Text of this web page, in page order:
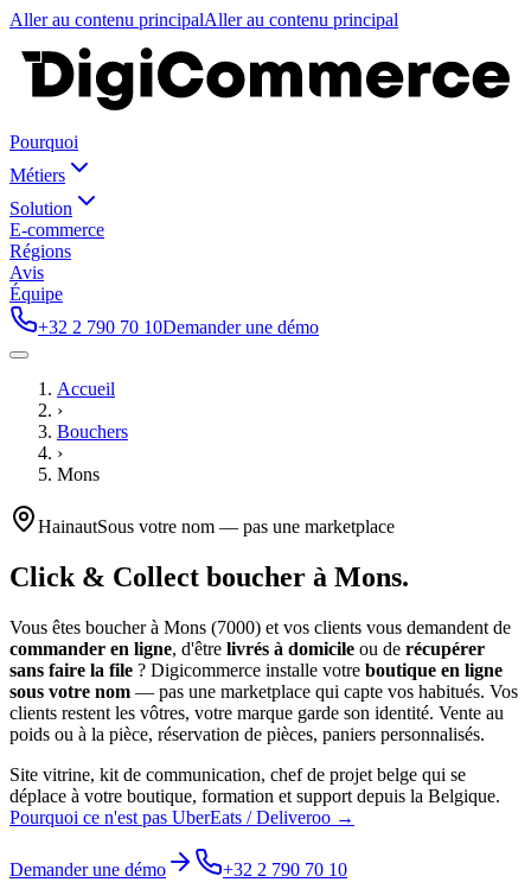
Aller au contenu principalAller au contenu principal
Pourquoi
Métiers
Solution
E-commerce
Régions
Avis
Équipe
+32 2 790 70 10Demander une démo
Accueil
›
Bouchers
›
Mons
HainautSous votre nom — pas une marketplace
Click & Collect boucher à Mons.
Vous êtes boucherà Mons (7000) et vos clients vous demandent de
commander en ligne, d'être livrés à domicile ou de récupérer
sans faire la file ? Digicommerce installe votre boutique en ligne
sous votre nom — pas une marketplace qui capte vos habitués. Vos
clients restent les vôtres, votre marque garde son identité. Vente au
poids ou à la pièce, réservation de pièces, paniers personnalisés.
Site vitrine, kit de communication, chef de projet belge qui se
déplace à votre boutique, formation et support depuis la Belgique.
Pourquoi ce n'est pas UberEats / Deliveroo →
Demander une démo
+32 2 790 70 10